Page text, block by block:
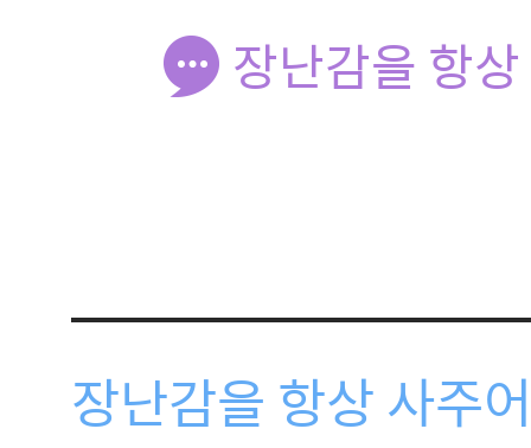
장난감을 항
장난감을 항상 사주